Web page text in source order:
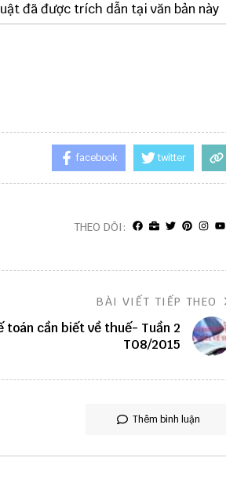
đã được trích dẫn tại văn bản này
facebook twitter
THEO DÕI:
BÀI VIẾT TIẾP THEO
toán cần biết về thuế- Tuần 2
T08/2015
Thêm bình luận